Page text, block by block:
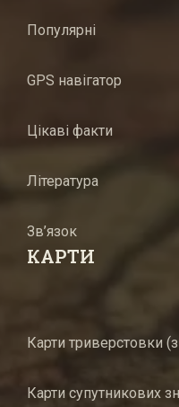
Популярні
GPS навігатор
Цікаві факти
Література
Зв’язок
КАРТИ
Карти триверстовки
Карти супутникових